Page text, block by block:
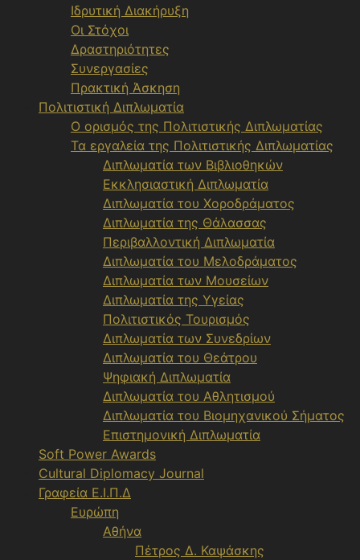
Ιδρυτική Διακήρυξη
Οι Στόχοι
Δραστηριότητες
Συνεργασίες
Πρακτική Άσκηση
Πολιτιστική Διπλωματία
Ο ορισμός της Πολιτιστικής Διπλωματίας
Τα εργαλεία της Πολιτιστικής Διπλωματίας
Διπλωματία των Βιβλιοθηκών
Εκκλησιαστική Διπλωματία
Διπλωματία του Χοροδράματος
Διπλωματία της Θάλασσας
Περιβαλλοντική Διπλωματία
Διπλωματία του Μελοδράματος
Διπλωματία των Μουσείων
Διπλωματία της Υγείας
Πολιτιστικός Τουρισμός
Διπλωματία των Συνεδρίων
Διπλωματία του Θεάτρου
Ψηφιακή Διπλωματία
Διπλωματία του Αθλητισμού
Διπλωματία του Βιομηχανικού Σήματος
Επιστημονική Διπλωματία
Soft Power Awards
Cultural Diplomacy Journal
Γραφεία Ε.Ι.Π.Δ
Ευρώπη
Αθήνα
Πέτρος Δ. Καψάσκης